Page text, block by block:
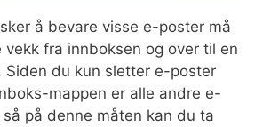
å bevare visse e-poster må
fra innboksen og over til en
Siden du kun sletter e-poster
mappen er alle andre e-
på denne måten kan du ta